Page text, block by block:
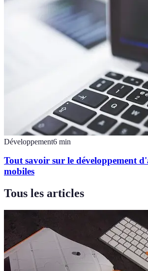
Développement6 min
Tout savoir sur le développement
mobiles
Tous les articles